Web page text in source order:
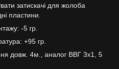
затискачі для жолоба
пластини.
-5 гр.
+95 гр.
довж. 4м., аналог ВВГ 3х1, 5